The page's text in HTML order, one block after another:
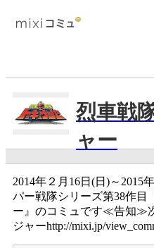
烈車戦
ャー
2014年２月16日(日)～2015
パー戦隊シリーズ第38作目
ー』のコミュです≪告知≫
ジャーhttp://mixi.jp/